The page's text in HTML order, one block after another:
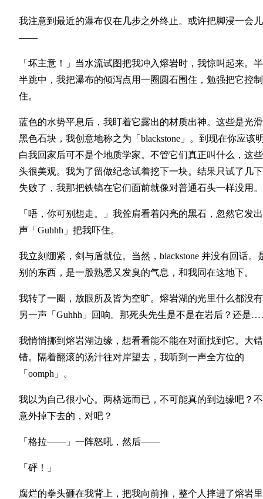
我注意到最近的瀑布仅在几步之外终止。或许把脚浸一会
——
「坏主意！」当水流试图把我冲入熔岩时，我惊叫起来。
半跳中，我把瀑布的倾泻点用一圈圆石围住，勉强把它控制
住。
蓝色的水势平息后，我盯着它露出的材质出神。这些是光
黑色石块，我创意地称之为「blackstone」。到现在你应该
白我回家后可不是个地质学家。不管它们真正叫什么，这
头很美观。我为了留做纪念试着挖下一块。结果只试了几
失败了，我那把铁镐在它们面前就像对普通石头一样没用。
「唔，你可别想走。」我耸肩看着闪亮的黑石，忽然它发
声「Guhhh」把我吓住。
我立刻绷紧，剑与盾就位。当然，blackstone 并没有回话。
别的东西，是一股熟悉又发臭的气息，和我同在这地下。
我转了一圈，放眼所及皆为空旷。熔岩湖的光里什么都没
另一声「Guhhh」回响。那死头先生是不是在岩后？还是
我悄悄挪到熔岩湖边缘，想看看能不能在对面找到它。大
错。隔着翻滚的汤汁往对岸望去，我听到一声全方位的
「oomph」。
我以为自己很小心。两格远而已，不可能真的到边缘吧？
意外掉下去的，对吧？
「格拉——」一阵怒吼，然后——
「砰！」
腐烂的拳头砸在我背上，把我向前推，整个人摔进了熔岩